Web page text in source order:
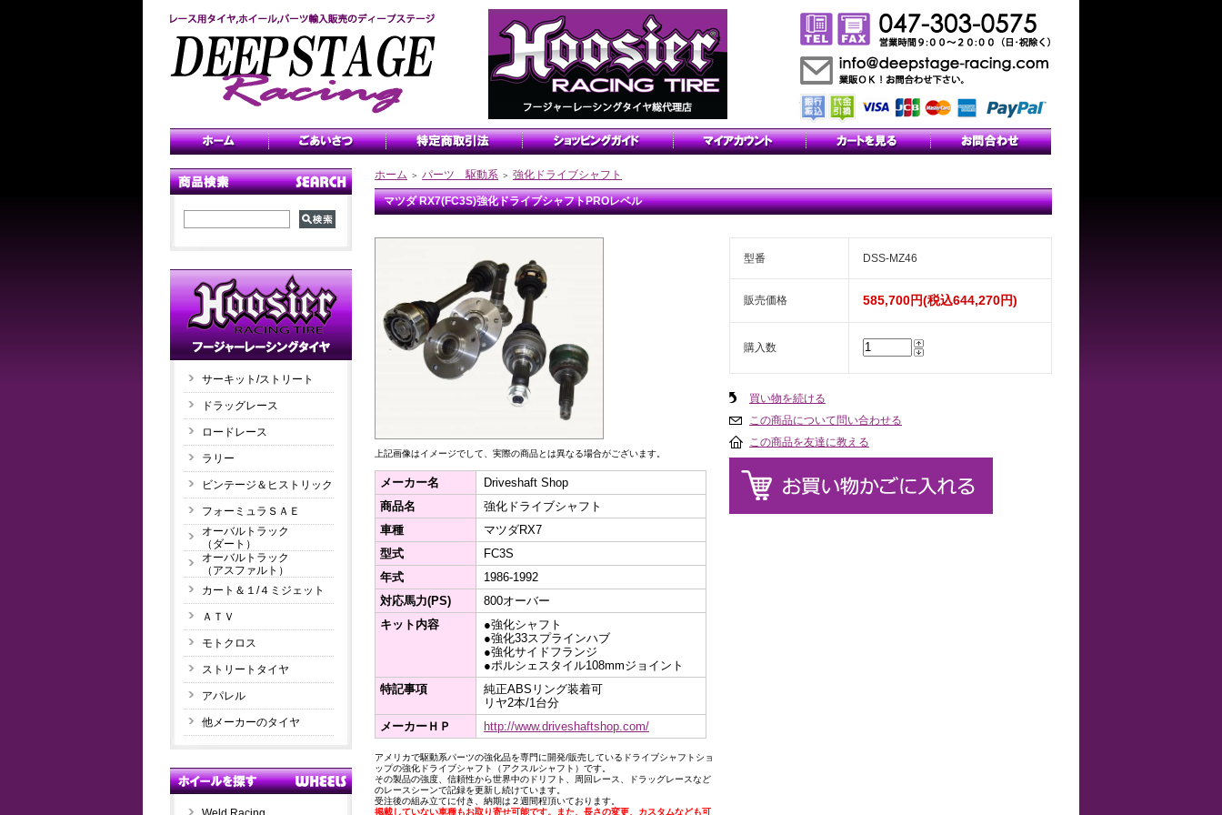
サーキット/ストリート
ドラッグレース
ロードレース
ラリー
ビンテージ＆ヒストリック
フォーミュラＳＡＥ
オーバルトラック
（ダート）
オーバルトラック
（アスファルト）
カート＆１/４ミジェット
ＡＴＶ
モトクロス
ストリートタイヤ
アパレル
他メーカーのタイヤ
ホーム ＞ パーツ 駆動系 ＞ 強化ドライブシャフト
マツダ RX7(FC3S)強化ドライブシャフトPROレベル
上記画像はイメージでして、実際の商品とは異なる場合がございます。
メーカー名
Driveshaft Shop
商品名
強化ドライブシャフト
車種
マツダRX7
型式
FC3S
年式
1986-1992
対応馬力(PS)
800オーバー
キット内容
●強化シャフト
●強化33スプラインハブ
●強化サイドフランジ
●ポルシェスタイル108mmジョイント
特記事項
純正ABSリング装着可
リヤ2本/1台分
メーカーＨＰ
http://www.driveshaftshop.com/
アメリカで駆動系パーツの強化品を専門に開発/販売しているドライブシャフトショ
ップの強化ドライブシャフト（アクスルシャフト）です。
その製品の強度、信頼性から世界中のドリフト、周回レース、ドラッグレースなど
のレースシーンで記録を更新し続けています。
受注後の組み立てに付き、納期は２週間程頂いております。
掲載していない車種もお取り寄せ可能です。また、長さの変更、カスタムなども可
型番 DSS-MZ46
販売価格 585,700円(税込644,270円)
購入数
買い物を続ける
この商品について問い合わせる
この商品を友達に教える